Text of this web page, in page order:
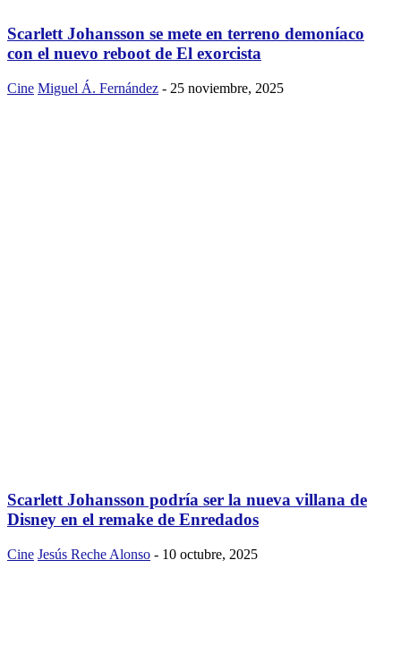
Scarlett Johansson se mete en terreno demoníaco
con el nuevo reboot de El exorcista
Cine Miguel Á. Fernández - 25 noviembre, 2025
Scarlett Johansson podría ser la nueva villana de
Disney en el remake de Enredados
Cine Jesús Reche Alonso - 10 octubre, 2025